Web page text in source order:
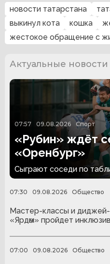
новости татарстана
выкинул кота
кошка
жестокое обращение с
Актуальные новости
07:57 09.08.2026 Спорт
«Рубин» ждёт
«Оренбург»
Сыграют соседи по
07:30 09.08.2026 Общество
Мастер-классы и
«Ярдәм» пройдет
07:00 09.08.2026 Общество